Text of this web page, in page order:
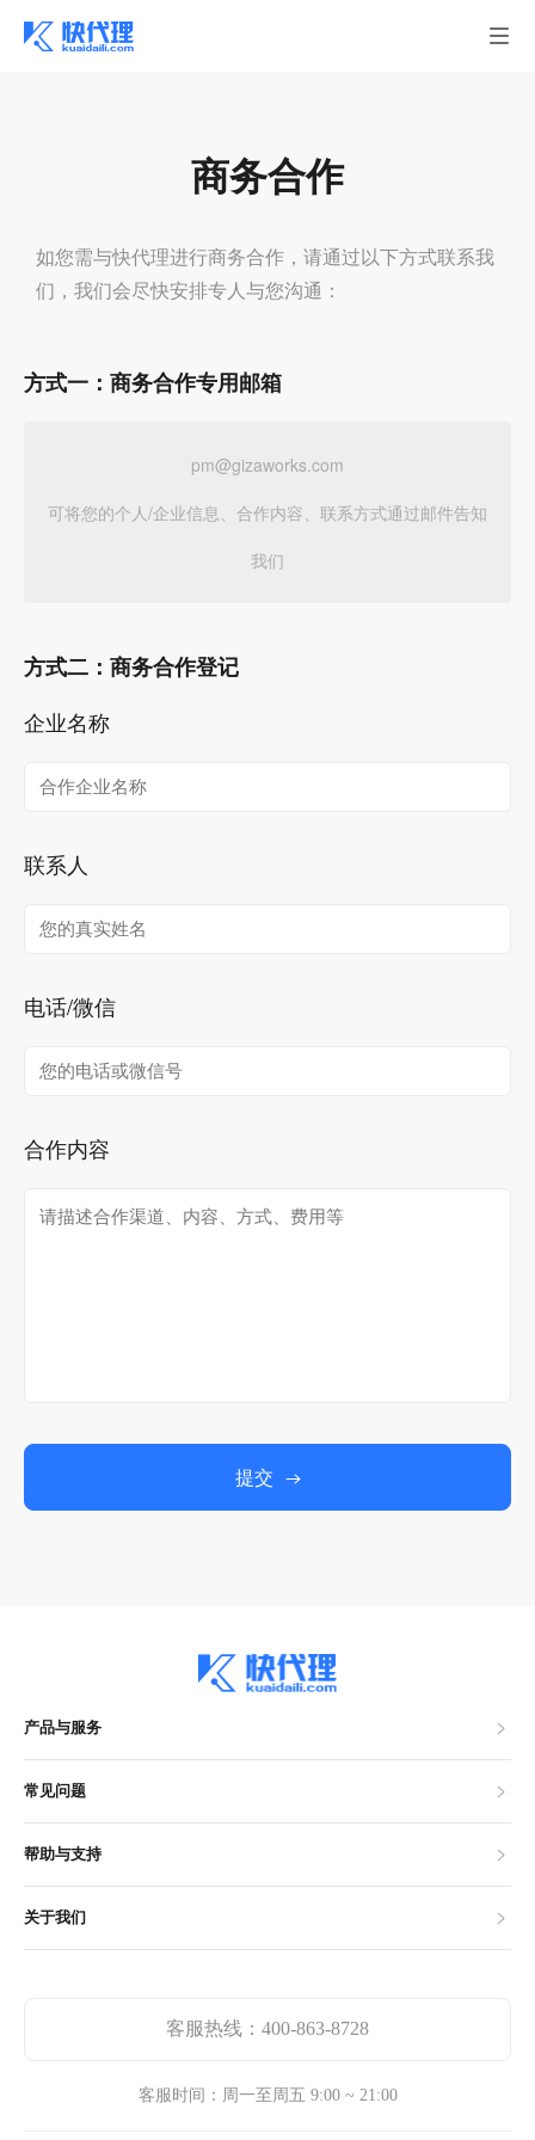
商务合作
如您需与快代理进行商务合作，请通过以下方式联系我
们，我们会尽快安排专人与您沟通：
方式一：商务合作专用邮箱
pm@gizaworks.com
可将您的个人/企业信息、合作内容、联系方式通过邮件告知
我们
方式二：商务合作登记
企业名称
联系人
电话/微信
合作内容
提交
产品与服务
常见问题
帮助与支持
关于我们
客服热线：400-863-8728
客服时间：周一至周五 9:00 ~ 21:00